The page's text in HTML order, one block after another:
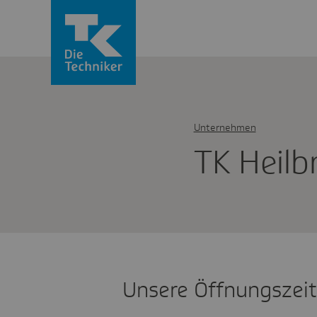
TK
Unternehmen
Unsere